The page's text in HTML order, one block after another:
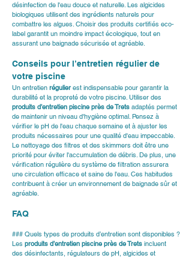
désinfection de l'eau douce et naturelle. Les algicides
biologiques utilisent des ingrédients naturels pour
combattre les algues. Choisir des produits certifiés eco-
label garantit un moindre impact écologique, tout en
assurant une baignade sécurisée et agréable.
Conseils pour l’entretien régulier de
votre piscine
Un entretien régulier est indispensable pour garantir la
durabilité et la propreté de votre piscine. Utiliser des
produits d’entretien piscine près de Trets adaptés permet
de maintenir un niveau d'hygiène optimal. Pensez à
vérifier le pH de l'eau chaque semaine et à ajuster les
produits nécessaires pour une qualité d'eau impeccable.
Le nettoyage des filtres et des skimmers doit être une
priorité pour éviter l'accumulation de débris. De plus, une
vérification régulière du système de filtration assurera
une circulation efficace et saine de l'eau. Ces habitudes
contribuent à créer un environnement de baignade sûr et
agréable.
FAQ
### Quels types de produits d’entretien sont disponibles ?
Les produits d’entretien piscine près de Trets incluent
des désinfectants, régulateurs de pH, algicides et